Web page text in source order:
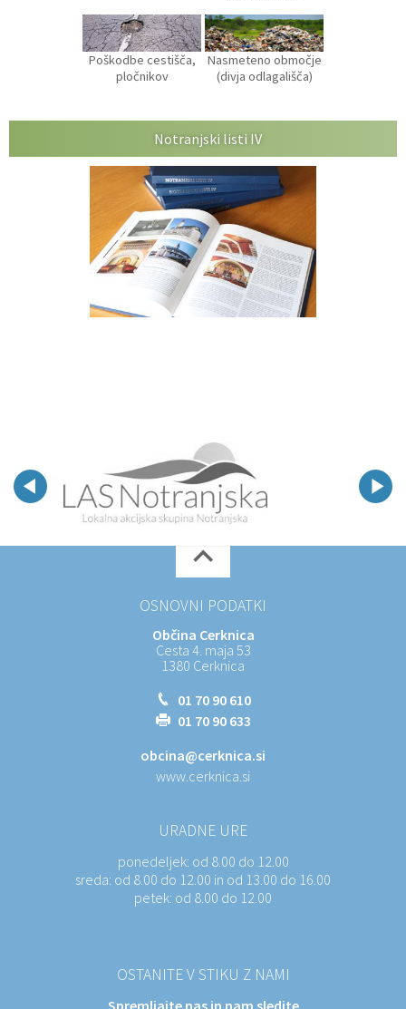
Poškodbe cestišča,
pločnikov
Nasmeteno območje
(divja odlagališča)
Notranjski listi IV
OSNOVNI PODATKI
Občina Cerknica
Cesta 4. maja 53
1380 Cerknica
01 70 90 610
01 70 90 633
obcina@cerknica.si
www.cerknica.si
URADNE URE
ponedeljek: od 8.00 do 12.00
sreda: od 8.00 do 12.00 in od 13.00 do 16.00
petek: od 8.00 do 12.00
OSTANITE V STIKU Z NAMI
Spremljajte nas in nam sledite